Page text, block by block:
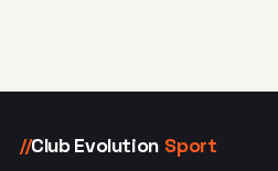
//Club Evolution Sport